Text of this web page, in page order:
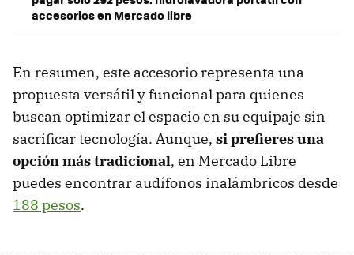
accesorios en Mercado libre
En resumen, este accesorio representa una
propuesta versátil y funcional para quienes
buscan optimizar el espacio en su equipaje sin
sacrificar tecnología. Aunque, si prefieres una
opción más tradicional, en Mercado Libre
puedes encontrar audífonos inalámbricos desde
188 pesos.